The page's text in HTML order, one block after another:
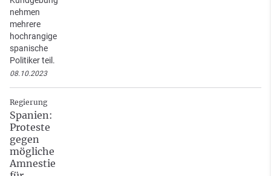
nehmen
mehrere
hochrangige
spanische
Politiker teil.
08.10.2023
Regierung
Spanien:
Proteste
gegen
mögliche
Amnestie